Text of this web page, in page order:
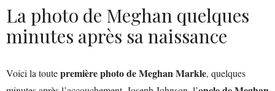
La photo de Meghan quelques
minutes après sa naissance
Voici la toutepremière photo de Meghan Markle, quelques